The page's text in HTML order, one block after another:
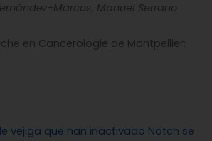
Marcos, Manuel Serrano
en Cancerologie de Montpellier: